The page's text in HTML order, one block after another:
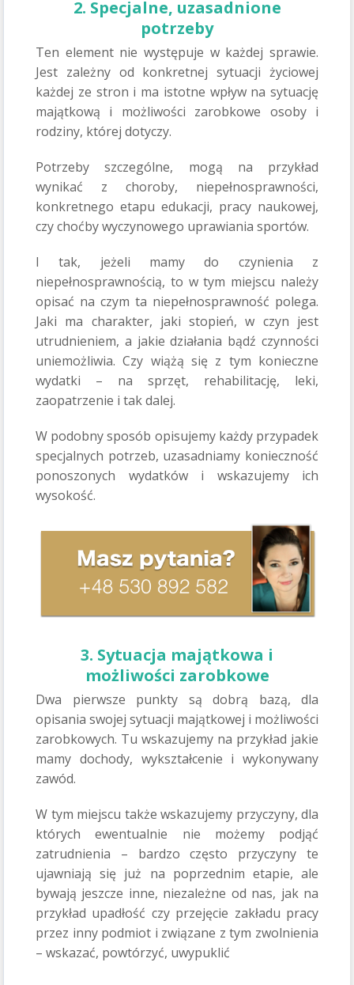
2. Specjalne, uzasadnione
potrzeby
Ten element nie występuje w każdej sprawie.
Jest zależny od konkretnej sytuacji życiowej
każdej ze stron i ma istotne wpływ na sytuację
majątkową i możliwości zarobkowe osoby i
rodziny, której dotyczy.
Potrzeby szczególne, mogą na przykład
wynikać z choroby, niepełnosprawności,
konkretnego etapu edukacji, pracy naukowej,
czy choćby wyczynowego uprawiania sportów.
I tak, jeżeli mamy do czynienia z
niepełnosprawnością, to w tym miejscu należy
opisać na czym ta niepełnosprawność polega.
Jaki ma charakter, jaki stopień, w czyn jest
utrudnieniem, a jakie działania bądź czynności
uniemożliwia. Czy wiążą się z tym konieczne
wydatki – na sprzęt, rehabilitację, leki,
zaopatrzenie i tak dalej.
W podobny sposób opisujemy każdy przypadek
specjalnych potrzeb, uzasadniamy konieczność
ponoszonych wydatków i wskazujemy ich
wysokość.
3. Sytuacja majątkowa i
możliwości zarobkowe
Dwa pierwsze punkty są dobrą bazą, dla
opisania swojej sytuacji majątkowej i możliwości
zarobkowych. Tu wskazujemy na przykład jakie
mamy dochody, wykształcenie i wykonywany
zawód.
W tym miejscu także wskazujemy przyczyny, dla
których ewentualnie nie możemy podjąć
zatrudnienia – bardzo często przyczyny te
ujawniają się już na poprzednim etapie, ale
bywają jeszcze inne, niezależne od nas, jak na
przykład upadłość czy przejęcie zakładu pracy
przez inny podmiot i związane z tym zwolnienia
– wskazać, powtórzyć, uwypuklić